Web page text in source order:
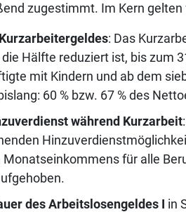
zugestimmt. Im Kern
: Das
Hälfte reduziert ist, bis zum
mit Kindern und ab dem
60 % bzw. 67 % des
während Kurzarbeit
für alle
des Arbeitslosengeldes I in